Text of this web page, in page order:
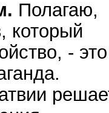
Полагаю,
который
- это